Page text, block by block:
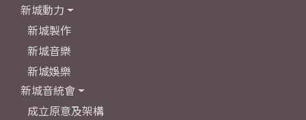
新城動力
新城製作
新城音樂
新城娛樂
新城音統會
成立原意及架構